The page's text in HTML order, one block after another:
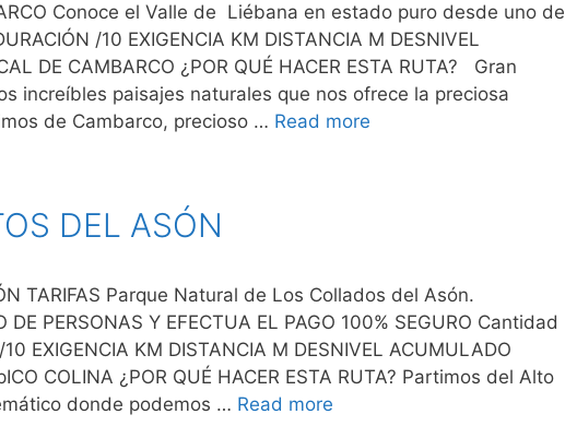
Conoce el Valle de Liébana en estado puro desde uno de
/10 EXIGENCIA KM DISTANCIA M DESNIVEL
DE CAMBARCO ¿POR QUÉ HACER ESTA RUTA? Gran
increíbles paisajes naturales que nos ofrece la preciosa
de Cambarco, precioso … Read more
DEL ASÓN
TARIFAS Parque Natural de Los Collados del Asón.
DE PERSONAS Y EFECTUA EL PAGO 100% SEGURO Cantidad
10 EXIGENCIA KM DISTANCIA M DESNIVEL ACUMULADO
COLINA ¿POR QUÉ HACER ESTA RUTA? Partimos del Alto
donde podemos … Read more